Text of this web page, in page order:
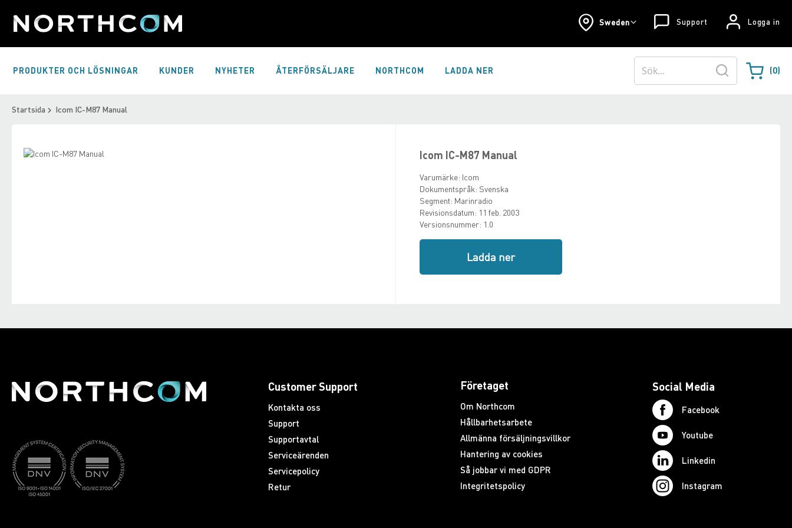
Logga in
Support
Skip
Sweden
PRODUKTER OCH LÖSNINGAR KUNDER NYHETER ÅTERFÖRSÄLJARE NORTHCOM LADDA NER Varukorgen
0
Sök
Startsida Icom IC-M87 Manual
Icom IC-M87 Manual
Varumärke: Icom
Dokumentspråk: Svenska
Segment: Marinradio
Revisionsdatum: 11 feb. 2003
Versionsnummer: 1.0
Ladda ner
Skip
Customer Support
Kontakta oss
Support
Supportavtal
Serviceärenden
Servicepolicy
Retur
Företaget
Om Northcom
Hållbarhetsarbete
Allmänna försäljningsvillkor
Hantering av cookies
Så jobbar vi med GDPR
Integritetspolicy
Social Media
Facebook
Youtube
Linkedin
Instagram